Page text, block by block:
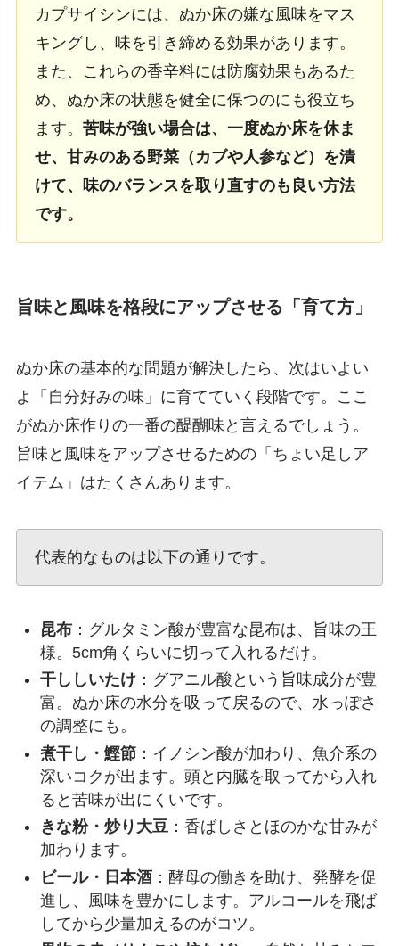
カプサイシンには、ぬか床の嫌な風味をマス
キングし、味を引き締める効果があります。
また、これらの香辛料には防腐効果もあるた
め、ぬか床の状態を健全に保つのにも役立ち
ます。 苦味が強い場合は、一度ぬか床を休ま
せ、甘みのある野菜（カブや人参など）を漬
けて、味のバランスを取り直すのも良い方法
です。
旨味と風味を格段にアップさせる「育て方」
ぬか床の基本的な問題が解決したら、次はいよい
よ「自分好みの味」に育てていく段階です。ここ
がぬか床作りの一番の醍醐味と言えるでしょう。
旨味と風味をアップさせるための「ちょい足しア
イテム」はたくさんあります。
代表的なものは以下の通りです。
昆布：グルタミン酸が豊富な昆布は、旨味の王
様。5cm角くらいに切って入れるだけ。
干ししいたけ：グアニル酸という旨味成分が豊
富。ぬか床の水分を吸って戻るので、水っぽさ
の調整にも。
煮干し・鰹節：イノシン酸が加わり、魚介系の
深いコクが出ます。頭と内臓を取ってから入れ
ると苦味が出にくいです。
きな粉・炒り大豆：香ばしさとほのかな甘みが
加わります。
ビール・日本酒：酵母の働きを助け、発酵を促
進し、風味を豊かにします。アルコールを飛ば
してから少量加えるのがコツ。